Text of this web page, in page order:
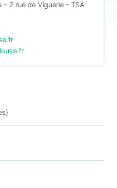
- 2 rue de Viguerie - TSA